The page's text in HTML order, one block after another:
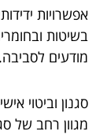
אפשרויות
בשיטות
מודעים לסביבה.
סגנון וביטוי
מגוון רחב של